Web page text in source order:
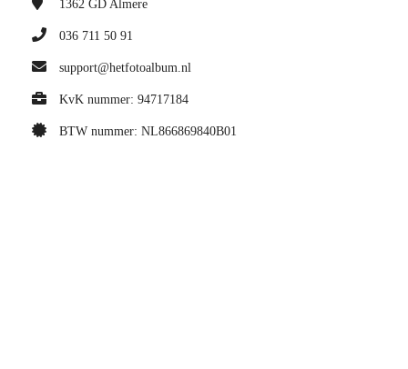
1362 GD Almere
036 711 50 91
support@hetfotoalbum.nl
KvK nummer: 94717184
BTW nummer: NL866869840B01